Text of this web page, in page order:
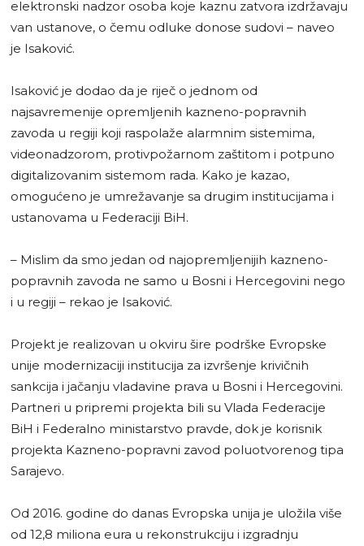
elektronski nadzor osoba koje kaznu zatvora izdržavaju
van ustanove, o čemu odluke donose sudovi – naveo
je Isaković.
Isaković je dodao da je riječ o jednom od
najsavremenije opremljenih kazneno-popravnih
zavoda u regiji koji raspolaže alarmnim sistemima,
videonadzorom, protivpožarnom zaštitom i potpuno
digitalizovanim sistemom rada. Kako je kazao,
omogućeno je umrežavanje sa drugim institucijama i
ustanovama u Federaciji BiH.
– Mislim da smo jedan od najopremljenijih kazneno-
popravnih zavoda ne samo u Bosni i Hercegovini nego
i u regiji – rekao je Isaković.
Projekt je realizovan u okviru šire podrške Evropske
unije modernizaciji institucija za izvršenje krivičnih
sankcija i jačanju vladavine prava u Bosni i Hercegovini.
Partneri u pripremi projekta bili su Vlada Federacije
BiH i Federalno ministarstvo pravde, dok je korisnik
projekta Kazneno-popravni zavod poluotvorenog tipa
Sarajevo.
Od 2016. godine do danas Evropska unija je uložila više
od 12,8 miliona eura u rekonstrukciju i izgradnju